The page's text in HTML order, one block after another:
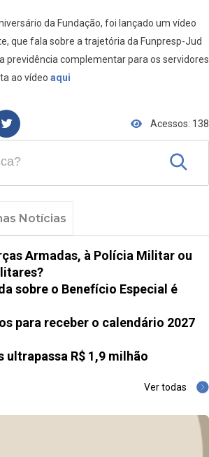
da Fundação, foi lançado um vídeo
que fala sobre a trajetória da Funpresp-Jud
previdência complementar para os servidores
ao vídeo aqui
Acessos: 138
Notícias
Armadas, à Polícia Militar ou
sobre o Benefício Especial é
para receber o calendário 2027
ultrapassa R$ 1,9 milhão
Ver todas